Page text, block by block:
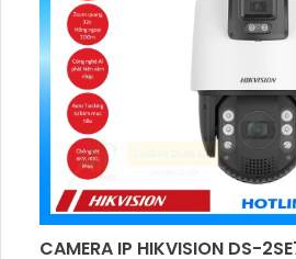
CAMERA IP HIKVISION DS-